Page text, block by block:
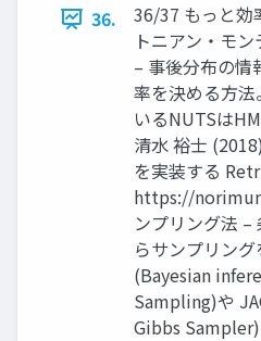
36.
36/37 もっと効
トニアン・モ
– 事後分布の情
率を決める方
いるNUTSは
清水 裕士
を実装する
https://
ンプリング法 –
らサンプリン
(Bayesian
Sampling)や
Gibbs Sampler)